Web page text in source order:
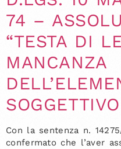
74 –
“TESTA DI
MANCANZA
Con la sentenza n.
confermato che l’aver